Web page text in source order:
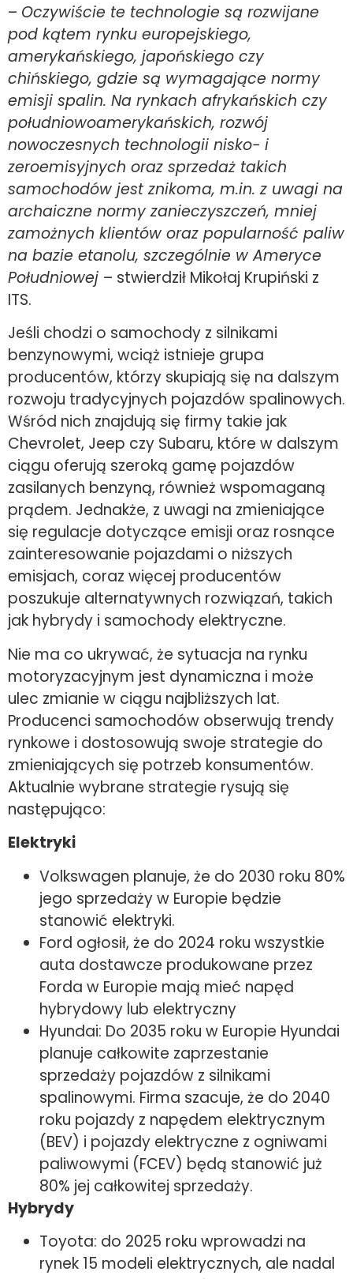
– Oczywiście te technologie są rozwijane
pod kątem rynku europejskiego,
amerykańskiego, japońskiego czy
chińskiego, gdzie są wymagające normy
emisji spalin. Na rynkach afrykańskich czy
południowoamerykańskich, rozwój
nowoczesnych technologii nisko- i
zeroemisyjnych oraz sprzedaż takich
samochodów jest znikoma, m.in. z uwagi na
archaiczne normy zanieczyszczeń, mniej
zamożnych klientów oraz popularność paliw
na bazie etanolu, szczególnie w Ameryce
Południowej – stwierdził Mikołaj Krupiński z
ITS.
Jeśli chodzi o samochody z silnikami
benzynowymi, wciąż istnieje grupa
producentów, którzy skupiają się na dalszym
rozwoju tradycyjnych pojazdów spalinowych.
Wśród nich znajdują się firmy takie jak
Chevrolet, Jeep czy Subaru, które w dalszym
ciągu oferują szeroką gamę pojazdów
zasilanych benzyną, również wspomaganą
prądem. Jednakże, z uwagi na zmieniające
się regulacje dotyczące emisji oraz rosnące
zainteresowanie pojazdami o niższych
emisjach, coraz więcej producentów
poszukuje alternatywnych rozwiązań, takich
jak hybrydy i samochody elektryczne.
Nie ma co ukrywać, że sytuacja na rynku
motoryzacyjnym jest dynamiczna i może
ulec zmianie w ciągu najbliższych lat.
Producenci samochodów obserwują trendy
rynkowe i dostosowują swoje strategie do
zmieniających się potrzeb konsumentów.
Aktualnie wybrane strategie rysują się
następująco:
Elektryki
Volkswagen planuje, że do 2030 roku 80%
jego sprzedaży w Europie będzie
stanowić elektryki.
Ford ogłosił, że do 2024 roku wszystkie
auta dostawcze produkowane przez
Forda w Europie mają mieć napęd
hybrydowy lub elektryczny
Hyundai: Do 2035 roku w Europie Hyundai
planuje całkowite zaprzestanie
sprzedaży pojazdów z silnikami
spalinowymi. Firma szacuje, że do 2040
roku pojazdy z napędem elektrycznym
(BEV) i pojazdy elektryczne z ogniwami
paliwowymi (FCEV) będą stanowić już
80% jej całkowitej sprzedaży.
Hybrydy
Toyota: do 2025 roku wprowadzi na
rynek 15 modeli elektrycznych, ale nadal